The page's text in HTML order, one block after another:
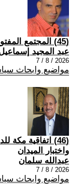
(45) المجتمع المفتوح وأعداؤه
عبد المجيد
2026 / 8 / 7
مواضيع وابحاث
(46) اتفاقية مكة
واختبار الميدان
عبدالله سلمان
2026 / 8 / 7
مواضيع وابحاث